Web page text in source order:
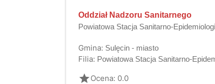
Oddział Nadzoru Sanitarnego
Powiatowa Stacja Sanitarno-
Gmina: Sulęcin - miasto
Filia: Powiatowa Stacja Sanitarno-
gradeOcena: 0.0